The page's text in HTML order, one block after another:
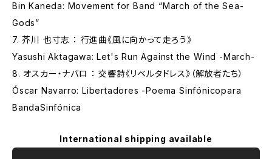
Bin Kaneda: Movement for Band “March of the Sea-
Gods”
7. 芥川 也寸志 ： 行進曲《風に向かって走ろう》
Yasushi Aktagawa: Let's Run Against the Wind -March-
8. オスカー・ナバロ ： 交響詩《リベルタドレス》（解放者たち）
Óscar Navarro: Libertadores -Poema Sinfónicopara
BandaSinfónica
International shipping available